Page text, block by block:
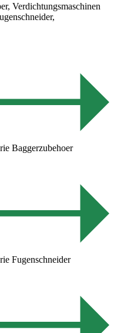
Verdichtungsmaschinen